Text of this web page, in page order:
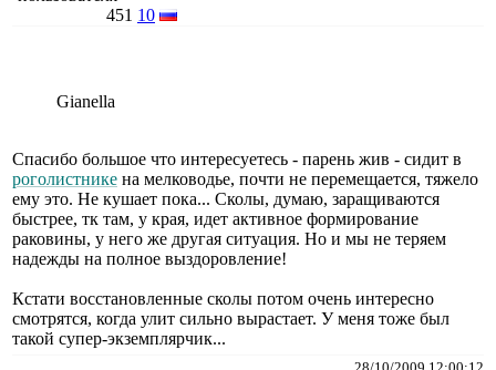
451 10
Gianella
Спасибо большое что интересуетесь - парень жив - сидит в
роголистнике на мелководье, почти не перемещается, тяжело
ему это. Не кушает пока... Сколы, думаю, заращиваются
быстрее, тк там, у края, идет активное формирование
раковины, у него же другая ситуация. Но и мы не теряем
надежды на полное выздоровление!
Кстати восстановленные сколы потом очень интересно
смотрятся, когда улит сильно вырастает. У меня тоже был
такой супер-экземплярчик...